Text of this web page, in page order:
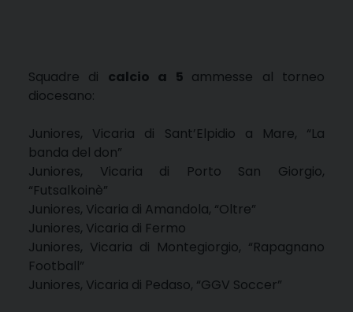
Squadre di calcio a 5 ammesse al torneo
diocesano:
Juniores, Vicaria di Sant’Elpidio a Mare, “La
banda del don”
Juniores, Vicaria di Porto San Giorgio,
“Futsalkoinè”
Juniores, Vicaria di Amandola, “Oltre”
Juniores, Vicaria di Fermo
Juniores, Vicaria di Montegiorgio, “Rapagnano
Football”
Juniores, Vicaria di Pedaso, “GGV Soccer”